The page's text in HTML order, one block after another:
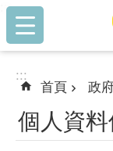
跳到主要內容區塊
:::
:::
首頁 政
個人資